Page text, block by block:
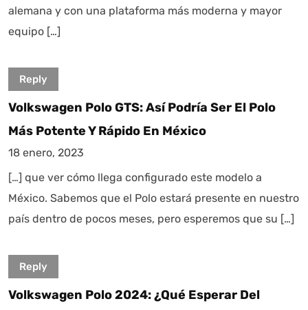
alemana y con una plataforma más moderna y mayor
equipo […]
Reply
Volkswagen Polo GTS: Así Podría Ser El Polo
Más Potente Y Rápido En México
18 enero, 2023
[…] que ver cómo llega configurado este modelo a
México. Sabemos que el Polo estará presente en nuestro
país dentro de pocos meses, pero esperemos que su […]
Reply
Volkswagen Polo 2024: ¿Qué Esperar Del